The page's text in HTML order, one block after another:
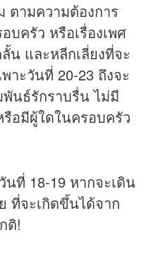
ตามความต้องการ
บครัว หรือเรื่องเพศ
น และหลีกเลี่ยงที่จะ
าะวันที่ 20-23 ถึงจะ
นธ์รักราบรื่น ไม่มี
อมีผู้ใดในครอบครัว
ที่ 18-19 หากจะเดิน
ที่จะเกิดขึ้นได้จาก
าปกติ!